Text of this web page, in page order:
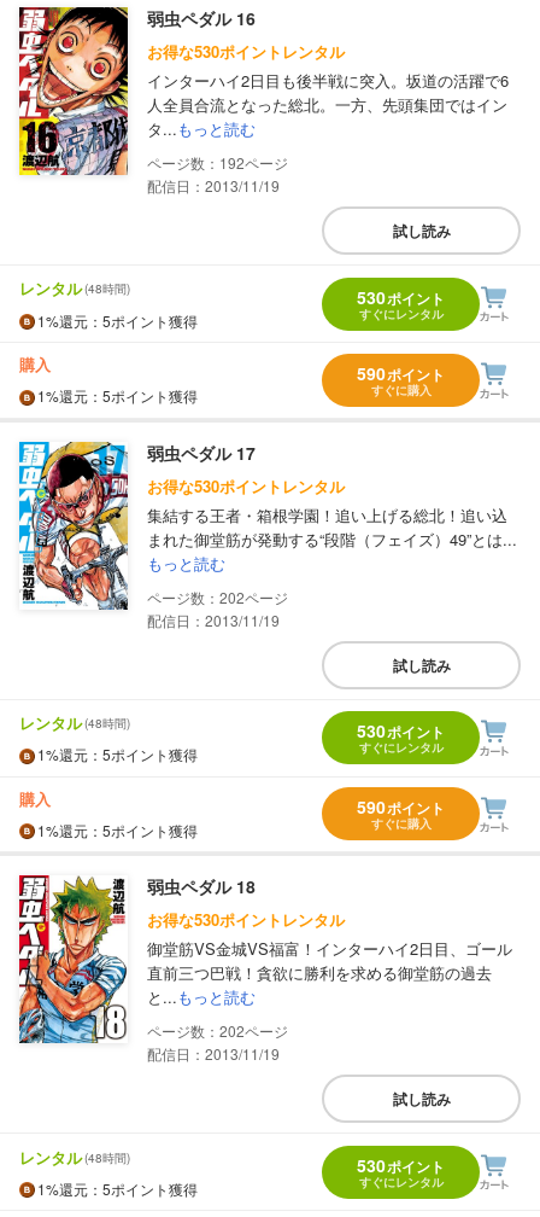
弱虫ペダル 16
お得な530ポイントレンタル
インターハイ2日目も後半戦に突入。坂道の活躍で6
人全員合流となった総北。一方、先頭集団ではイン
タ...もっと読む
192
配信日：2013/11/19
試し読み
レンタル(48時間)
1%還元 ：5ポイント獲得
530ポイント
すぐにレンタル
購入
1%還元 ：5ポイント獲得
590ポイント
すぐに購入
弱虫ペダル 17
お得な530ポイントレンタル
集結する王者・箱根学園！追い上げる総北！追い込
まれた御堂筋が発動する“段階（フェイズ）49”とは...
もっと読む
202
配信日：2013/11/19
試し読み
レンタル(48時間)
1%還元 ：5ポイント獲得
530ポイント
すぐにレンタル
購入
1%還元 ：5ポイント獲得
590ポイント
すぐに購入
弱虫ペダル 18
お得な530ポイントレンタル
御堂筋VS金城VS福富！インターハイ2日目、ゴール
直前三つ巴戦！貪欲に勝利を求める御堂筋の過去
と...もっと読む
202
配信日：2013/11/19
試し読み
レンタル(48時間)
1%還元 ：5ポイント獲得
530ポイント
すぐにレンタル